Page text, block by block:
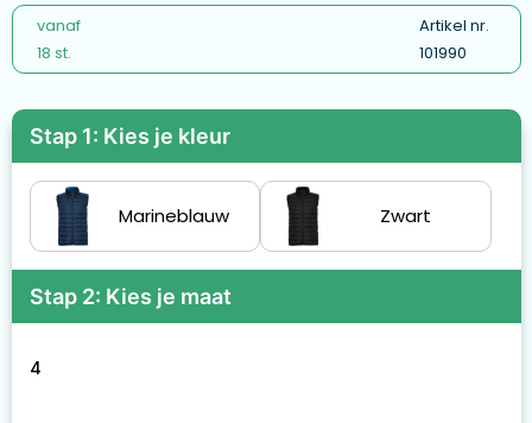
vanaf
18 st.
Artikel nr.
101990
Stap 1: Kies je kleur
Marineblauw Zwart
Stap 2: Kies je maat
4